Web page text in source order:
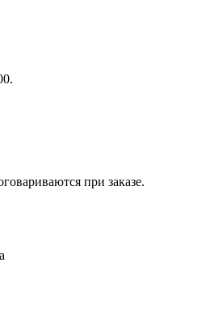
при заказе.